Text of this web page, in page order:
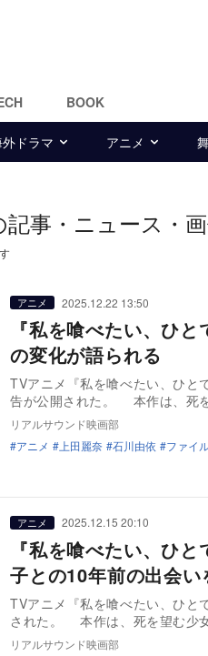
BOOK
ドラマ アニメ
記事・ニュース・
アニメ 2025.12.22 13:50
『私を喰べたい、ひ
の変化が語られる
TVアニメ『私を喰べたい、ひと
告が公開された。 本作は、死
リアルサウンド映画部
アニメ
上田麗奈 石川由依 ファイ
アニメ 2025.12.15 20:10
『私を喰べたい、ひ
子との10年前の出会い
TVアニメ『私を喰べたい、ひと
された。 本作は、死を望む少
リアルサウンド映画部